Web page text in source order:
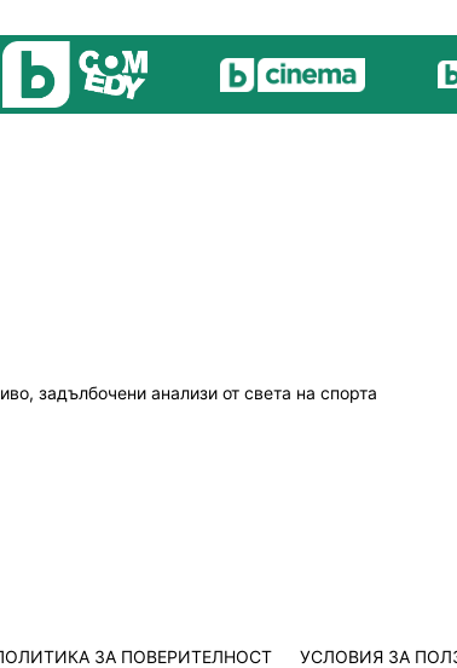
задълбочени анализи от света на спорта
ЗА ПОВЕРИТЕЛНОСТ УСЛОВИЯ ЗА